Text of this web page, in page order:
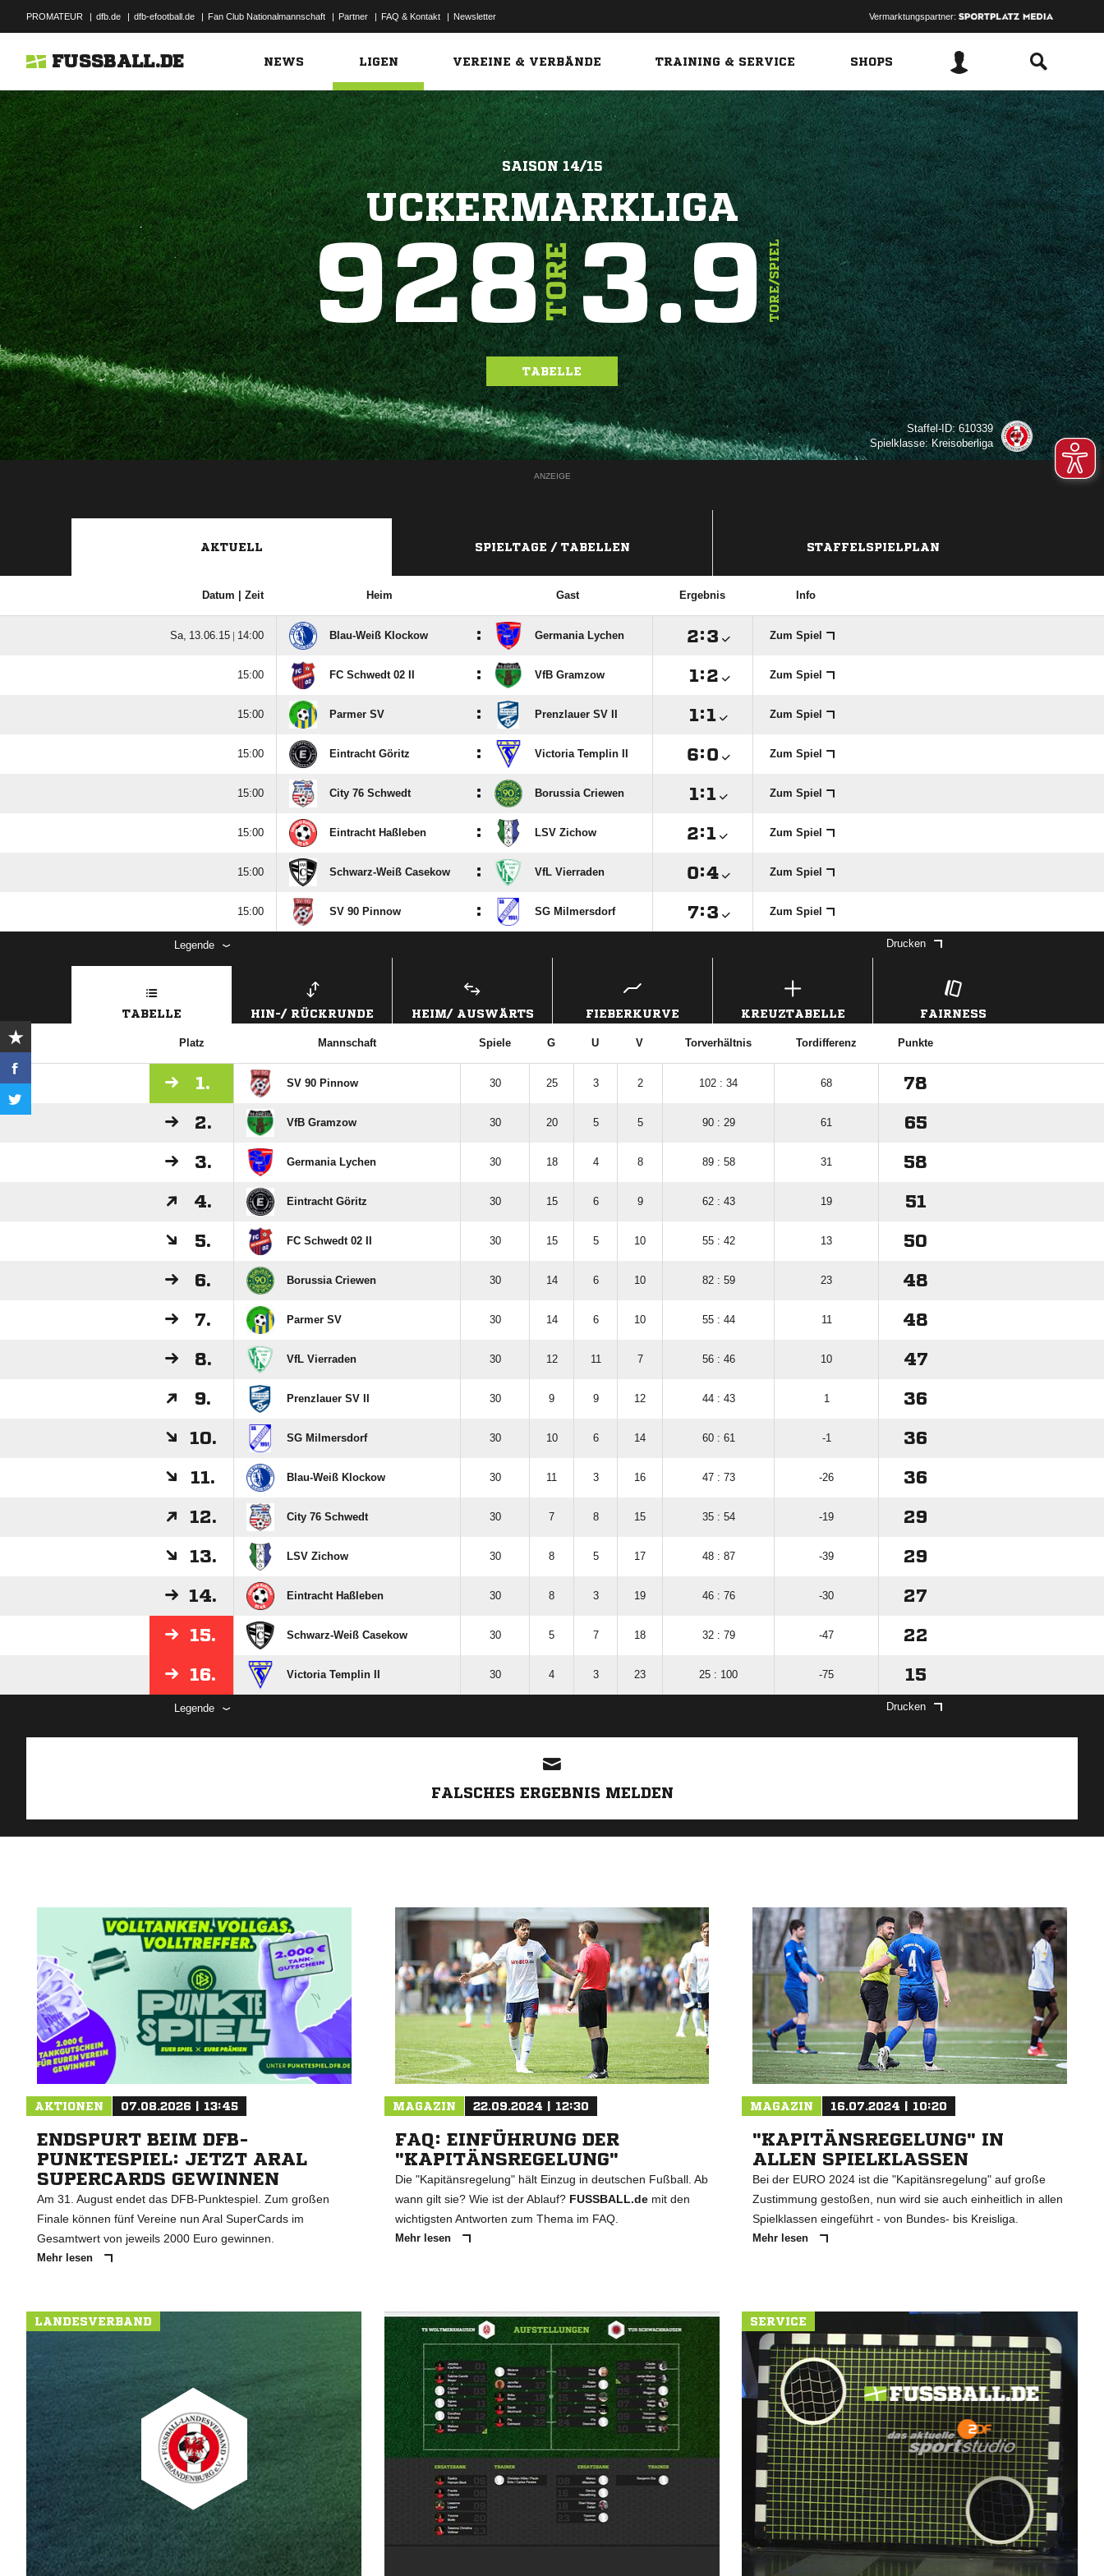
PROMATEUR | dfb.de | dfb-efootball.de | Fan Club Nationalmannschaft | Partner | FAQ & Kontakt | Newsletter Vermarktungspartner:
FUSSBALL.DE NEWS LIGEN VEREINE & VERBÄNDE TRAINING & SERVICE SHOPS
SAISON 14/15
UCKERMARKLIGA
928TORE3.9TORE/SPIEL
TABELLE
Staffel-ID: 610339
Spielklasse: Kreisoberliga
ANZEIGE
AKTUELL SPIELTAGE / TABELLEN STAFFELSPIELPLAN
Datum | Zeit Heim Gast Ergebnis Info
  |  Blau-Weiß Klockow : Germania Lychen : Zum Spiel
 FC Schwedt 02 II : VfB Gramzow : Zum Spiel
 Parmer SV : Prenzlauer SV II : Zum Spiel
 Eintracht Göritz : Victoria Templin II : Zum Spiel
 City 76 Schwedt : Borussia Criewen : Zum Spiel
 Eintracht Haßleben : LSV Zichow : Zum Spiel
 Schwarz-Weiß Casekow : VfL Vierraden : Zum Spiel
 SV 90 Pinnow : SG Milmersdorf : Zum Spiel
Legende Drucken
TABELLE HIN-/ RÜCKRUNDE HEIM/ AUSWÄRTS FIEBERKURVE KREUZTABELLE FAIRNESS
Platz Mannschaft Spiele G U V Torverhältnis Tordifferenz Punkte
1. SV 90 Pinnow 30 25 3 2 102 : 34 68 78
2. VfB Gramzow 30 20 5 5 90 : 29 61 65
3. Germania Lychen 30 18 4 8 89 : 58 31 58
4. Eintracht Göritz 30 15 6 9 62 : 43 19 51
5. FC Schwedt 02 II 30 15 5 10 55 : 42 13 50
6. Borussia Criewen 30 14 6 10 82 : 59 23 48
7. Parmer SV 30 14 6 10 55 : 44 11 48
8. VfL Vierraden 30 12 11 7 56 : 46 10 47
9. Prenzlauer SV II 30 9 9 12 44 : 43 1 36
10. SG Milmersdorf 30 10 6 14 60 : 61 -1 36
11. Blau-Weiß Klockow 30 11 3 16 47 : 73 -26 36
12. City 76 Schwedt 30 7 8 15 35 : 54 -19 29
13. LSV Zichow 30 8 5 17 48 : 87 -39 29
14. Eintracht Haßleben 30 8 3 19 46 : 76 -30 27
15. Schwarz-Weiß Casekow 30 5 7 18 32 : 79 -47 22
16. Victoria Templin II 30 4 3 23 25 : 100 -75 15
Legende Drucken
FALSCHES ERGEBNIS MELDEN
AKTIONEN 07.08.2026 | 13:45
ENDSPURT BEIM DFB-
PUNKTESPIEL: JETZT ARAL
SUPERCARDS GEWINNEN
Am 31. August endet das DFB-Punktespiel. Zum großen
Finale können fünf Vereine nun Aral SuperCards im
Gesamtwert von jeweils 2000 Euro gewinnen.
Mehr lesen
MAGAZIN 22.09.2024 | 12:30
FAQ: EINFÜHRUNG DER
"KAPITÄNSREGELUNG"
Die "Kapitänsregelung" hält Einzug in deutschen Fußball. Ab
wann gilt sie? Wie ist der Ablauf? FUSSBALL.demit den
wichtigsten Antworten zum Thema im FAQ.
Mehr lesen
MAGAZIN 16.07.2024 | 10:20
"KAPITÄNSREGELUNG" IN
ALLEN SPIELKLASSEN
Bei der EURO 2024 ist die "Kapitänsregelung" auf große
Zustimmung gestoßen, nun wird sie auch einheitlich in allen
Spielklassen eingeführt - von Bundes- bis Kreisliga.
Mehr lesen
LANDESVERBAND SERVICE